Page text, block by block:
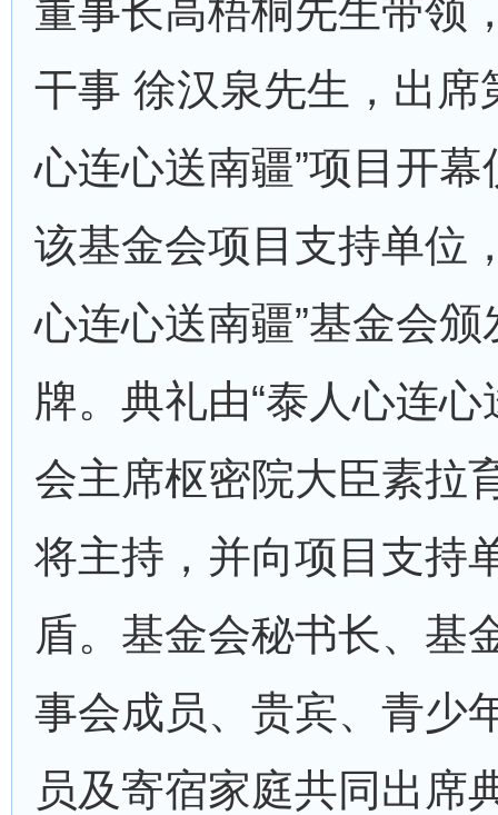
董事长高梧桐先生带领
干事 徐汉泉先生，出席
心连心送南疆”项目开
该基金会项目支持单位
心连心送南疆”基金会
牌。典礼由“泰人心连心
会主席枢密院大臣素拉
将主持，并向项目支持
盾。基金会秘书长、基
事会成员、贵宾、青少
员及寄宿家庭共同出席